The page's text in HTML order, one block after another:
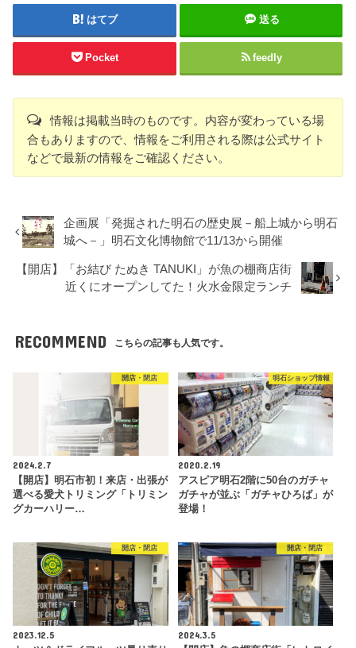
はてブ 送る
Pocket feedly
情報は掲載当時のものです。内容が変わっている場
合もありますので、情報をご利用される際は公式サイト
などで最新の情報をご確認ください。
企画展「発掘された明石の歴史展－船上城から明石
城へ－」明石文化博物館で11/13から開催
【開店】「お結び たぬき TANUKI」が魚の棚商店街
近くにオープンしてた！火水金限定ランチ
RECOMMEND こちらの記事も人気です。
開店・閉店
2024.2.7
【開店】明石市初！来店・出張が
選べる愛犬トリミング「トリミン
グカーハリー…
明石ショップ情報
2020.2.19
アスピア明石2階に50台のガチャ
ガチャが並ぶ「ガチャひろば」が
登場！
開店・閉店
2023.12.5
開店・閉店
2024.3.5